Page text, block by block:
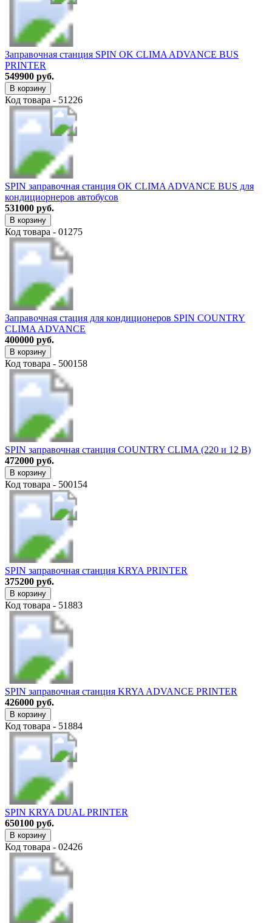
Заправочная станция SPIN OK CLIMA ADVANCE BUS
PRINTER
549900 руб.
В корзину
Код товара - 51226
SPIN заправочная станция OK CLIMA ADVANCE BUS для
кондициорнеров автобусов
531000 руб.
В корзину
Код товара - 01275
Заправочная стация для кондиционеров SPIN COUNTRY
CLIMA ADVANCE
400000 руб.
В корзину
Код товара - 500158
SPIN заправочная станция COUNTRY CLIMA (220 и 12 В)
472000 руб.
В корзину
Код товара - 500154
SPIN заправочная станция KRYA PRINTER
375200 руб.
В корзину
Код товара - 51883
SPIN заправочная станция KRYA ADVANCE PRINTER
426000 руб.
В корзину
Код товара - 51884
SPIN KRYA DUAL PRINTER
650100 руб.
В корзину
Код товара - 02426